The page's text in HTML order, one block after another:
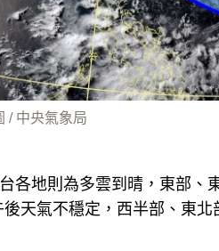
/ 中央氣象局
各地則為多雲到晴，東部、
天氣不穩定，西半部、東